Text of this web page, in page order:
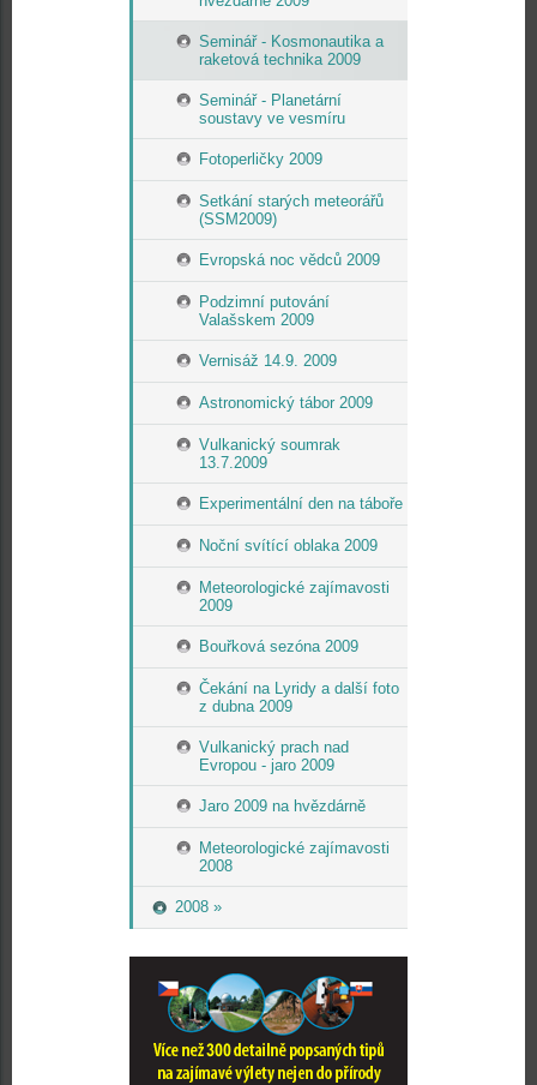
Seminář - Kosmonautika a
raketová technika 2009
Seminář - Planetární
soustavy ve vesmíru
Fotoperličky 2009
Setkání starých meteorářů
(SSM2009)
Evropská noc vědců 2009
Podzimní putování
Valašskem 2009
Vernisáž 14.9. 2009
Astronomický tábor 2009
Vulkanický soumrak
13.7.2009
Experimentální den na táboře
Noční svítící oblaka 2009
Meteorologické zajímavosti
2009
Bouřková sezóna 2009
Čekání na Lyridy a další foto
z dubna 2009
Vulkanický prach nad
Evropou - jaro 2009
Jaro 2009 na hvězdárně
Meteorologické zajímavosti
2008
2008 »